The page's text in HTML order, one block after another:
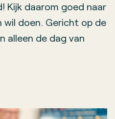
Kijk daarom goed naar
wil doen. Gericht op de
alleen de dag van